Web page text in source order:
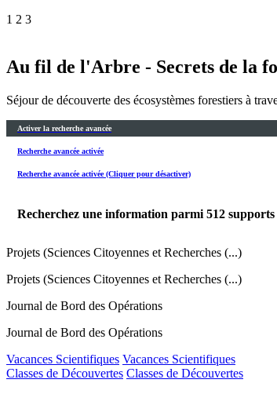
1 2 3
Au fil de l'Arbre - Secrets de la
Séjour de découverte des écosystèmes forestiers à
Activer la recherche avancée
Recherche avancée activée
Recherche avancée activée (Cliquer pour désactiver)
Recherchez une information parmi 512 supports
Projets (Sciences Citoyennes et Recherches (...)
Projets (Sciences Citoyennes et Recherches (...)
Journal de Bord des Opérations
Journal de Bord des Opérations
Vacances Scientifiques Vacances Scientifiques
Classes de Découvertes Classes de Découvertes